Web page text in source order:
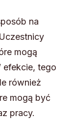
na
mogą
efekcie, tego
również
mogą być
pracy.